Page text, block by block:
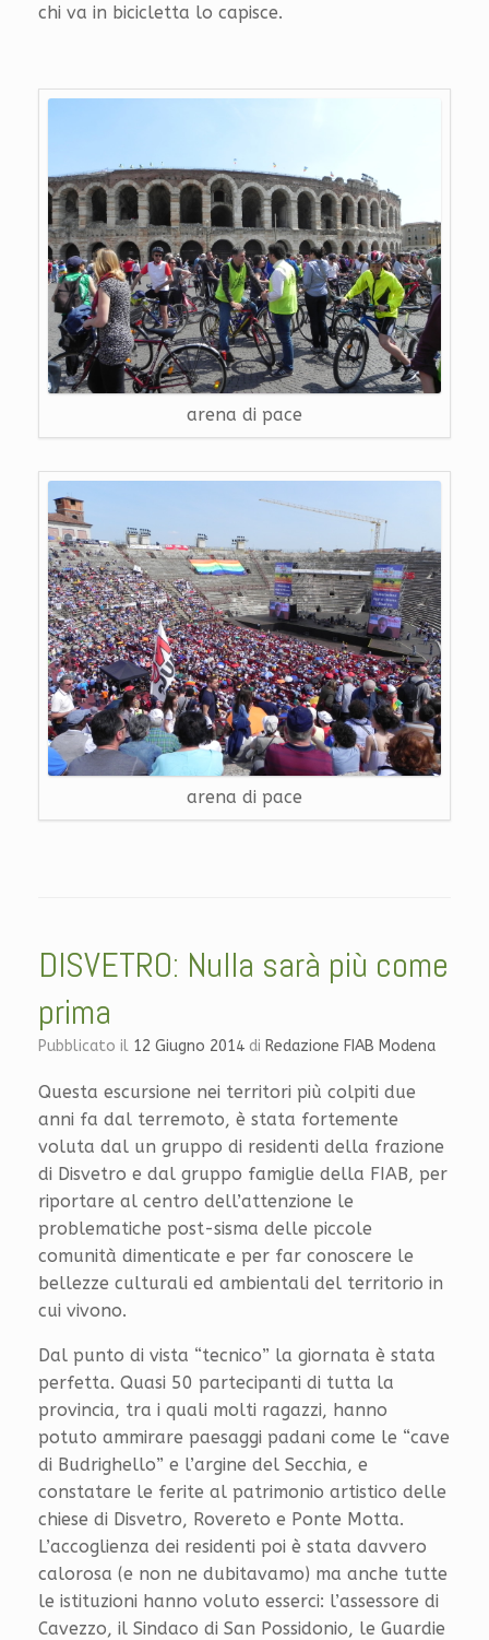
chi va in bicicletta lo capisce.
arena di pace
arena di pace
DISVETRO: Nulla sarà più come
prima
Pubblicato il 12 Giugno 2014 di Redazione FIAB Modena
Questa escursione nei territori più colpiti due
anni fa dal terremoto, è stata fortemente
voluta dal un gruppo di residenti della frazione
di Disvetro e dal gruppo famiglie della FIAB, per
riportare al centro dell’attenzione le
problematiche post-sisma delle piccole
comunità dimenticate e per far conoscere le
bellezze culturali ed ambientali del territorio in
cui vivono.
Dal punto di vista “tecnico” la giornata è stata
perfetta. Quasi 50 partecipanti di tutta la
provincia, tra i quali molti ragazzi, hanno
potuto ammirare paesaggi padani come le “cave
di Budrighello” e l’argine del Secchia, e
constatare le ferite al patrimonio artistico delle
chiese di Disvetro, Rovereto e Ponte Motta.
L’accoglienza dei residenti poi è stata davvero
calorosa (e non ne dubitavamo) ma anche tutte
le istituzioni hanno voluto esserci: l’assessore di
Cavezzo, il Sindaco di San Possidonio, le Guardie